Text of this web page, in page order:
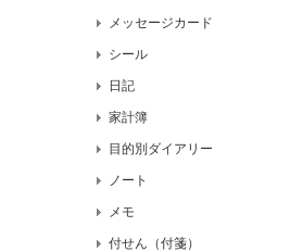
メッセージカード
シール
日記
家計簿
目的別ダイアリー
ノート
メモ
付せん（付箋）